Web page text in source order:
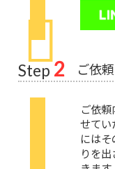
Step 2 ご依
ご依
せてい
には
りを